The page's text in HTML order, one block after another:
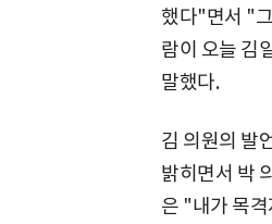
했다"면서 "
람이 오늘 김
말했다.
김 의원의 발
밝히면서 박
은 "내가 목